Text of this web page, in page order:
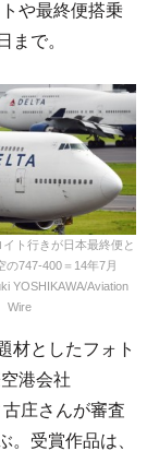
や最終便搭乗
まで。
ト行きが日本最終便と
の747-400＝14年7月
YOSHIKAWA/Aviation
Wire
材としたフォト
港会社
庄さんが審査
。受賞作品は、